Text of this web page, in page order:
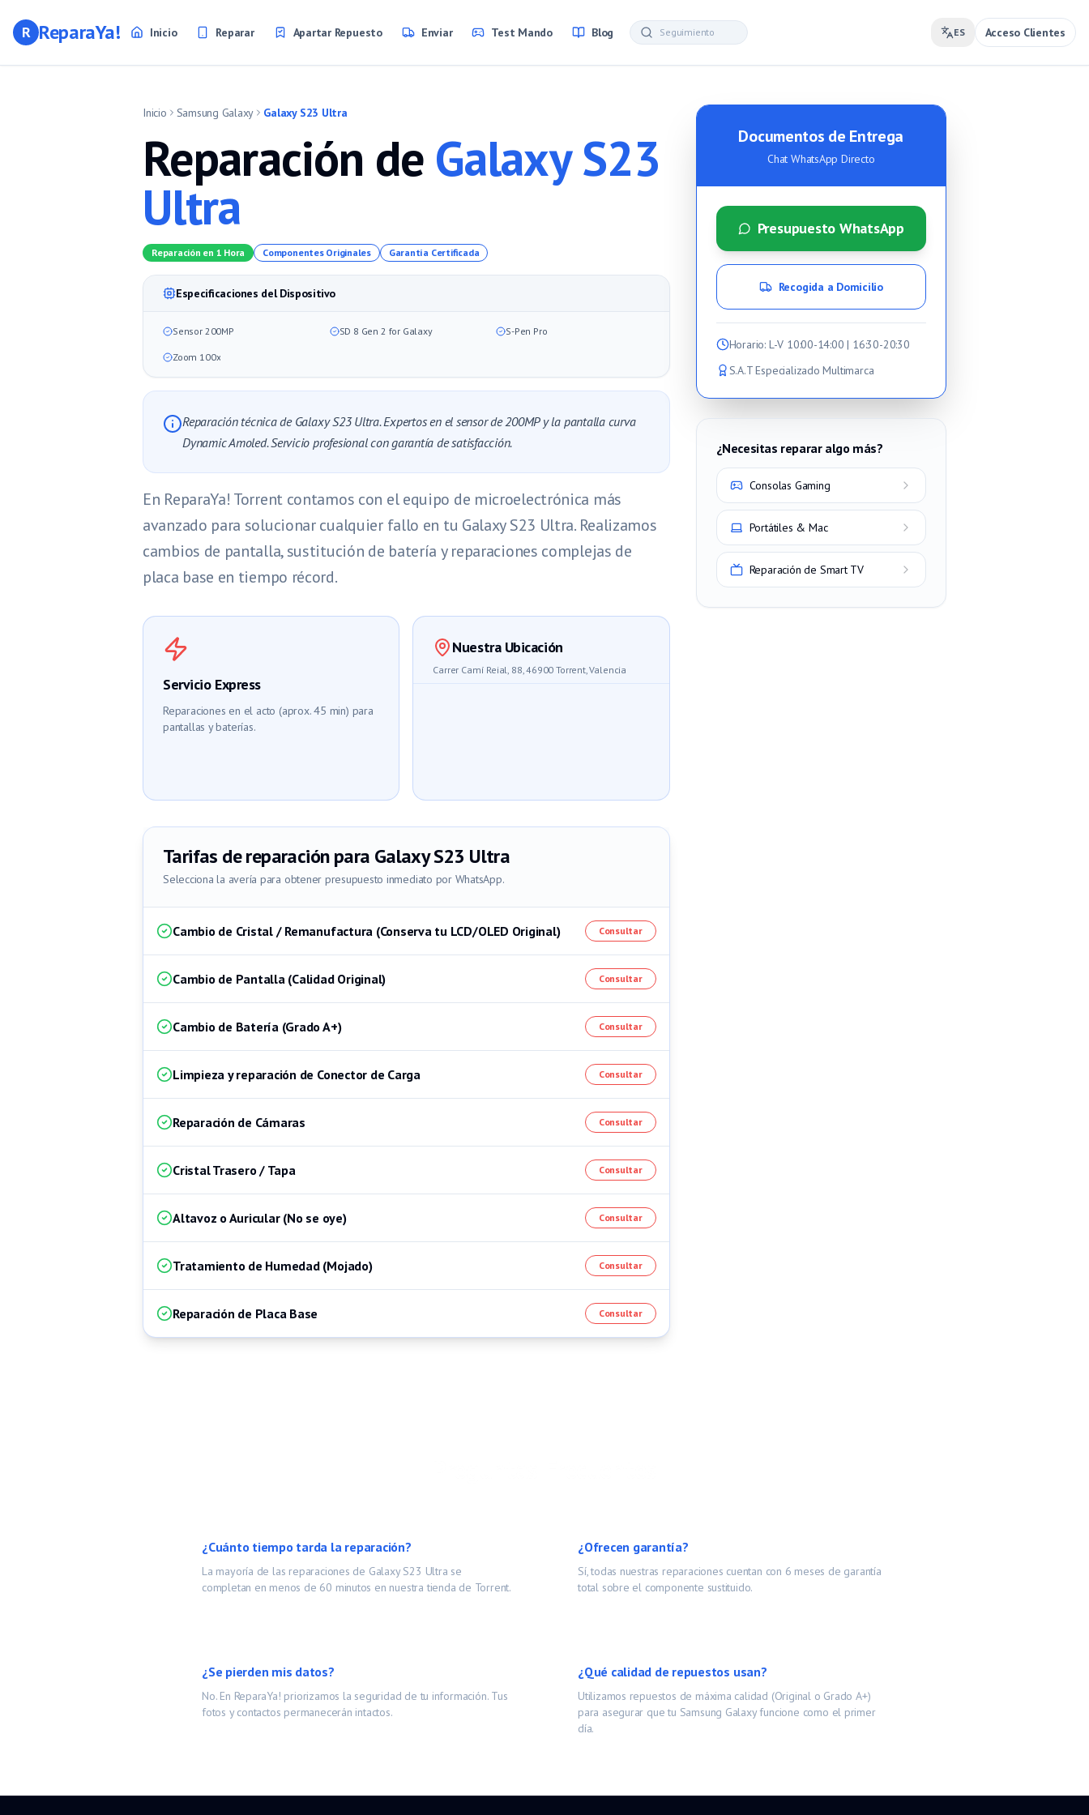
R ReparaYa! Inicio Reparar Apartar Repuesto Enviar Test Mando Blog ES Acceso Clientes
Inicio Samsung Galaxy Galaxy S23 Ultra
Reparación de Galaxy S23
Ultra
Reparación en 1 Hora Componentes Originales Garantía Certificada
Especificaciones del Dispositivo
Sensor 200MP SD 8 Gen 2 for Galaxy S-Pen Pro
Zoom 100x
Reparación técnica de Galaxy S23 Ultra. Expertos en el sensor de 200MP y la pantalla curva
Dynamic Amoled. Servicio profesional con garantía de satisfacción.
En ReparaYa! Torrent contamos con el equipo de microelectrónica más
avanzado para solucionar cualquier fallo en tu Galaxy S23 Ultra. Realizamos
cambios de pantalla, sustitución de batería y reparaciones complejas de
placa base en tiempo récord.
Servicio Express
Reparaciones en el acto (aprox. 45 min) para
pantallas y baterías.
Nuestra Ubicación
Carrer Camí Reial, 88, 46900 Torrent, Valencia
Tarifas de reparación para Galaxy S23 Ultra
Selecciona la avería para obtener presupuesto inmediato por WhatsApp.
Cambio de Cristal / Remanufactura (Conserva tu LCD/OLED Original) Consultar
Cambio de Pantalla (Calidad Original) Consultar
Cambio de Batería (Grado A+) Consultar
Limpieza y reparación de Conector de Carga Consultar
Reparación de Cámaras Consultar
Cristal Trasero / Tapa Consultar
Altavoz o Auricular (No se oye) Consultar
Tratamiento de Humedad (Mojado) Consultar
Reparación de Placa Base Consultar
Documentos de Entrega
Chat WhatsApp Directo
Presupuesto WhatsApp
Recogida a Domicilio
Horario: L-V 10:00-14:00 | 16:30-20:30
S.A.T Especializado Multimarca
¿Necesitas reparar algo más?
Consolas Gaming
Portátiles & Mac
Reparación de Smart TV
¿Cuánto tiempo tarda la reparación?
La mayoría de las reparaciones de Galaxy S23 Ultra se
completan en menos de 60 minutos en nuestra tienda de Torrent.
¿Ofrecen garantía?
Sí, todas nuestras reparaciones cuentan con 6 meses de garantía
total sobre el componente sustituido.
¿Se pierden mis datos?
No. En ReparaYa! priorizamos la seguridad de tu información. Tus
fotos y contactos permanecerán intactos.
¿Qué calidad de repuestos usan?
Utilizamos repuestos de máxima calidad (Original o Grado A+)
para asegurar que tu Samsung Galaxyfuncione como el primer
día.